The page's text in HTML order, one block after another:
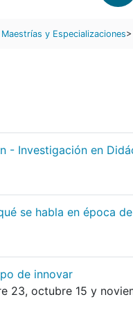
y Especializaciones>
- Investigación en
se habla en época
de innovar
23, octubre 15 y